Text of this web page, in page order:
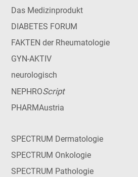
Das Medizinprodukt
DIABETES FORUM
FAKTEN der Rheumatologie
GYN-AKTIV
neurologisch
NEPHROScript
PHARMAustria
SPECTRUM Dermatologie
SPECTRUM Onkologie
SPECTRUM Pathologie